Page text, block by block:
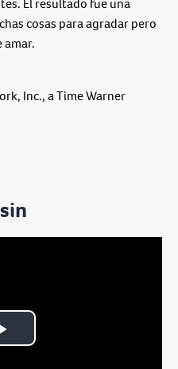
El resultado fue una
cosas para agradar pero
Inc., a Time Warner
Play